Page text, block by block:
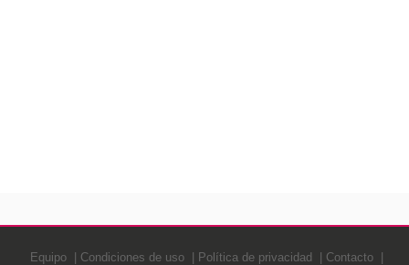
Equipo Condiciones de uso Política de privacidad Contacto